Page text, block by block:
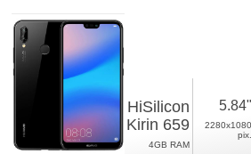
HiSilicon
Kirin 659
4GB RAM
5.84"
2280x1080
pix.